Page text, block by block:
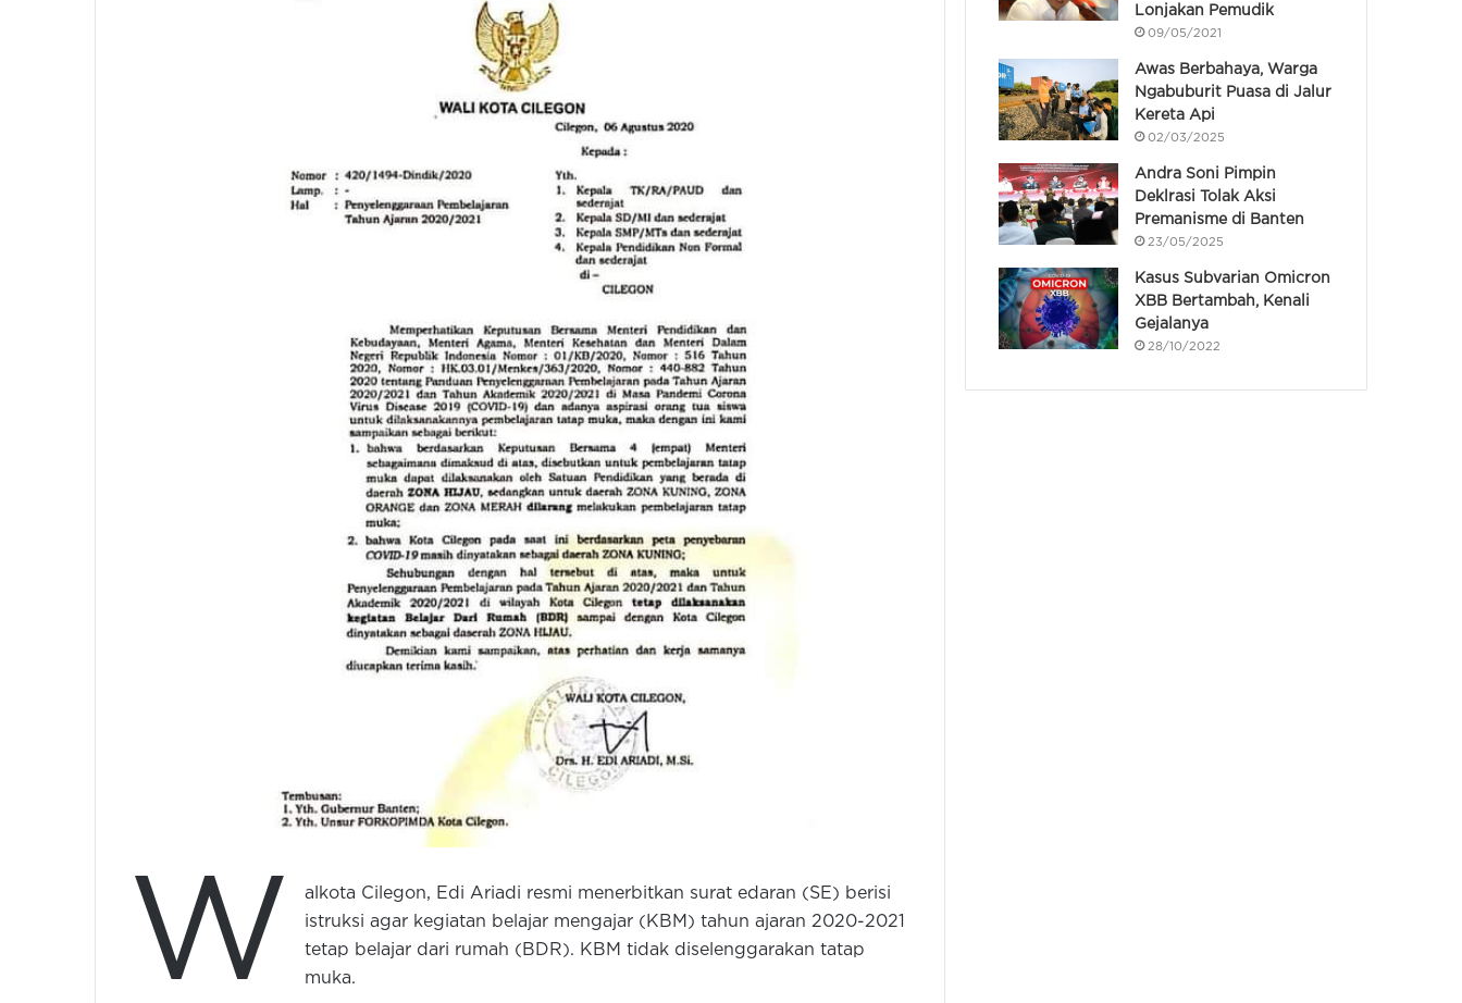
W
alkota Cilegon, Edi Ariadi resmi menerbitkan surat edaran (SE) berisi
istruksi agar kegiatan belajar mengajar (KBM) tahun ajaran 2020-2021
tetap belajar dari rumah (BDR). KBM tidak diselenggarakan tatap
muka.
Lonjakan Pemudik
09/05/2021
Awas Berbahaya, Warga
Ngabuburit Puasa di Jalur
Kereta Api
02/03/2025
Andra Soni Pimpin
Deklrasi Tolak Aksi
Premanisme di Banten
23/05/2025
Kasus Subvarian Omicron
XBB Bertambah, Kenali
Gejalanya
28/10/2022